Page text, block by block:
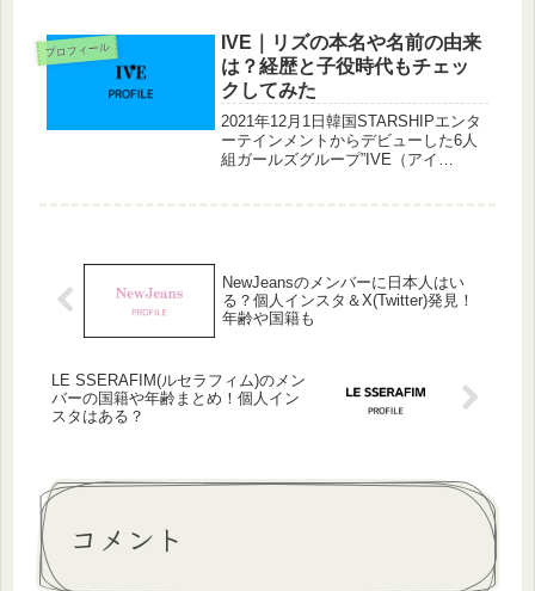
ナルに進出した『池﨑理人』さん。ダ
ンスと歌は未経...
プロフィール
IVE｜リズの本名や名前の由来
は？経歴と子役時代もチェッ
クしてみた
2021年12月1日韓国STARSHIPエンタ
ーテインメントからデビューした6人
組ガールズグループ”IVE（アイ
NewJeansのメンバーに日本人はい
る？個人インスタ＆X(Twitter)発見！
年齢や国籍も
LE SSERAFIM(ルセラフィム)のメン
バーの国籍や年齢まとめ！個人イン
スタはある？
コメント